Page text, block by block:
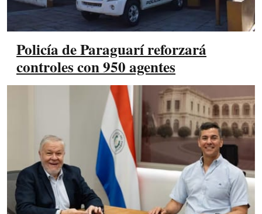
Policía de Paraguarí reforzará
controles con 950 agentes